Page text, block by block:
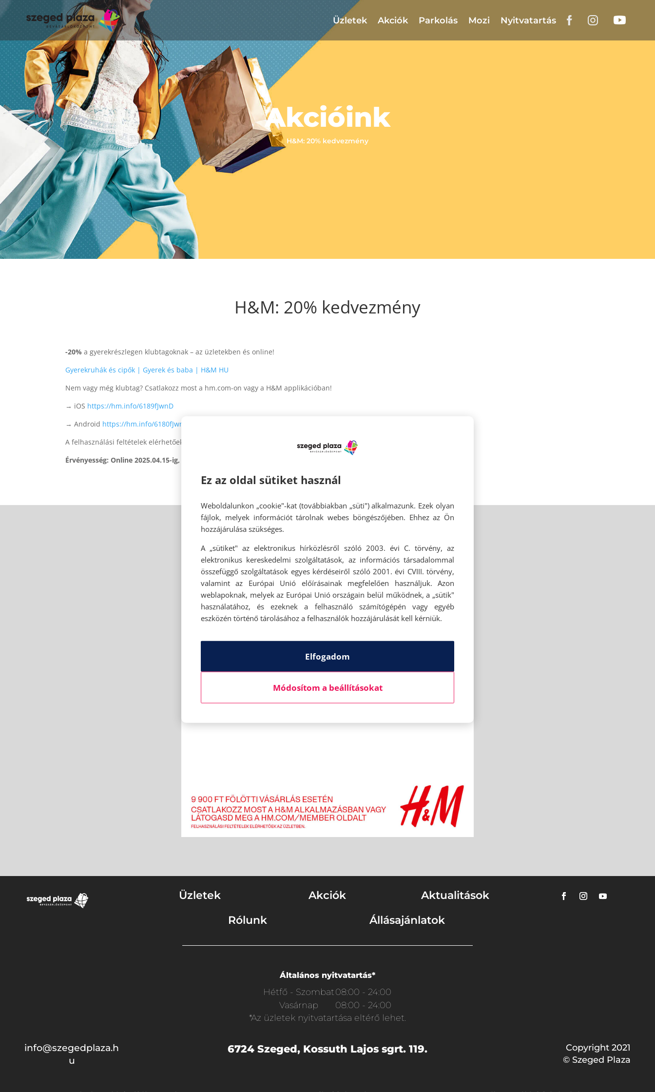
Üzletek Akciók Parkolás Mozi Nyitvatartás
Akcióink
H&M: 20% kedvezmény
H&M: 20% kedvezmény
-20%a gyerekrészlegen klubtagoknak – az üzletekben és online!
Gyerekruhák és cipők | Gyerek és baba | H&M HU
Nem vagy még klubtag? Csatlakozz most a hm.com-on vagy a H&M applikációban!
→ iOS https://hm.info/6189fJwnD
→ Android https://hm.info/6180fJwnE
A felhasználási feltételek elérhetőek az üzletekben és a hm.com-on.
Érvényesség: Online 2025.04.15-ig, üzletekben 2025.04.19-ig
Üzletek Akciók
Aktualitások
Rólunk
Állásajánlatok
Általános nyitvatartás*
Hétfő - Szombat08:00 - 24:00
Vasárnap
08:00 - 24:00
*Az üzletek nyitvatartása eltérő lehet.
info@szegedplaza.h
u
6724 Szeged, Kossuth Lajos sgrt. 119.
Copyright 2021
© Szeged Plaza
Ez az oldal sütiket használ
Weboldalunkon „cookie"-kat (továbbiakban „süti") alkalmazunk. Ezek olyan
fájlok, melyek információt tárolnak webes böngészőjében. Ehhez az Ön
hozzájárulása szükséges.
A „sütiket" az elektronikus hírközlésről szóló 2003. évi C. törvény, az
elektronikus kereskedelmi szolgáltatások, az információs társadalommal
összefüggő szolgáltatások egyes kérdéseiről szóló 2001. évi CVIII. törvény,
valamint az Európai Unió előírásainak megfelelően használjuk. Azon
weblapoknak, melyek az Európai Unió országain belül működnek, a „sütik"
használatához, és ezeknek a felhasználó számítógépén vagy egyéb
eszközén történő tárolásához a felhasználók hozzájárulását kell kérniük.
Elfogadom
Módosítom a beállításokat